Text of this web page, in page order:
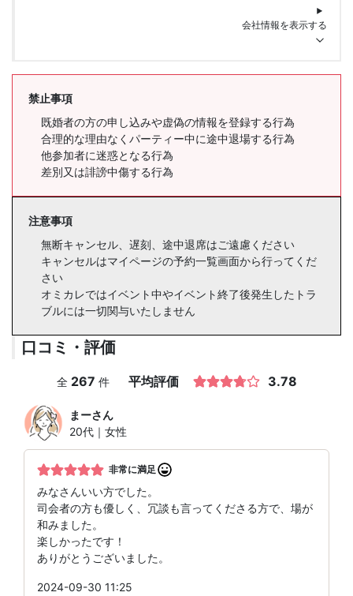
会社情報を表示する
禁止事項
既婚者の方の申し込みや虚偽の情報を登録する行為
合理的な理由なくパーティー中に途中退場する行為
他参加者に迷惑となる行為
差別又は誹謗中傷する行為
注意事項
無断キャンセル、遅刻、途中退席はご遠慮ください
キャンセルはマイページの予約一覧画面から行ってくだ
さい
オミカレではイベント中やイベント終了後発生したトラ
ブルには一切関与いたしません
口コミ・評価
全 267 件 平均評価 3.78
まーさん
20代｜女性
非常に満足
みなさんいい方でした。
司会者の方も優しく、冗談も言ってくださる方で、場が
和みました。
楽しかったです！
ありがとうございました。
2024-09-30 11:25